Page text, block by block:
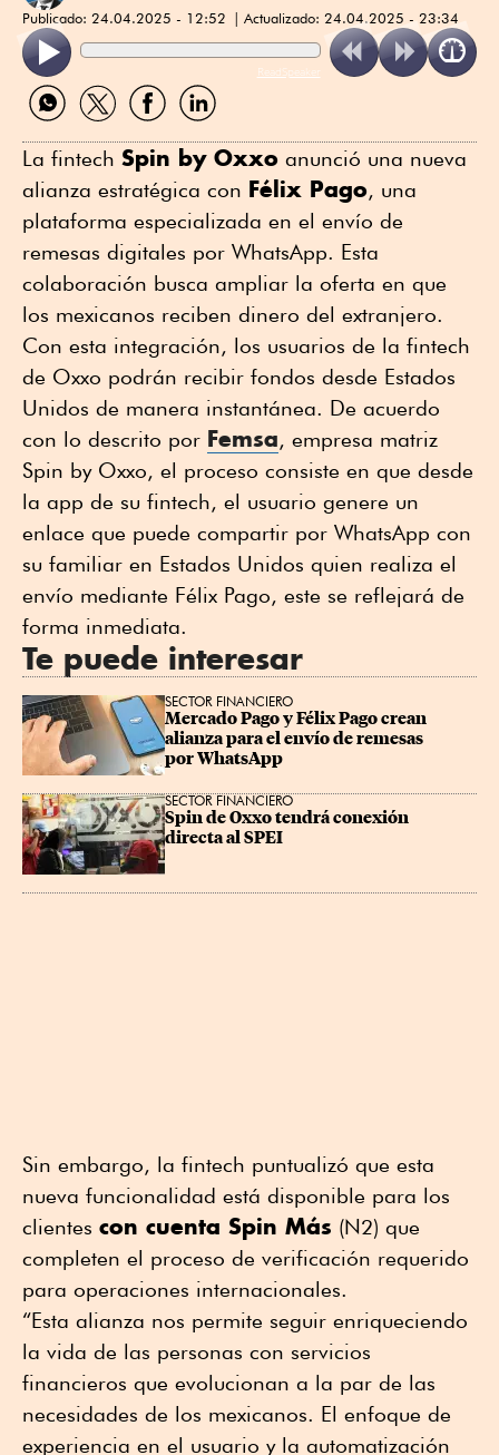
Publicado: 24.04.2025 - 12:52 Actualizado: 24.04.2025 - 23:34
ReadSpeaker
Compartir
por
Compartir
por
Compartir
por
Compartir
por
La fintech Spin by Oxxo anunció una nueva
alianza estratégica con Félix Pago, una
plataforma especializada en el envío de
remesas digitales por WhatsApp. Esta
colaboración busca ampliar la oferta en que
los mexicanos reciben dinero del extranjero.
Con esta integración, los usuarios de la fintech
de Oxxo podrán recibir fondos desde Estados
Unidos de manera instantánea. De acuerdo
con lo descrito por Femsa, empresa matriz
Spin by Oxxo, el proceso consiste en que desde
la app de su fintech, el usuario genere un
enlace que puede compartir por WhatsApp con
su familiar en Estados Unidos quien realiza el
envío mediante Félix Pago, este se reflejará de
forma inmediata.
Te puede interesar
SECTOR FINANCIERO
Mercado Pago y Félix Pago crean
alianza para el envío de remesas
por WhatsApp
SECTOR FINANCIERO
Spin de Oxxo tendrá conexión
directa al SPEI
Sin embargo, la fintech puntualizó que esta
nueva funcionalidad está disponible para los
clientes con cuenta Spin Más (N2) que
completen el proceso de verificación requerido
para operaciones internacionales.
“Esta alianza nos permite seguir enriqueciendo
la vida de las personas con servicios
financieros que evolucionan a la par de las
necesidades de los mexicanos. El enfoque de
experiencia en el usuario y la automatización